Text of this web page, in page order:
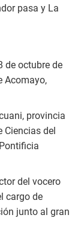
pasa y La
de octubre de
Acomayo,
provincia
Ciencias del
del vocero
cargo de
junto al gran